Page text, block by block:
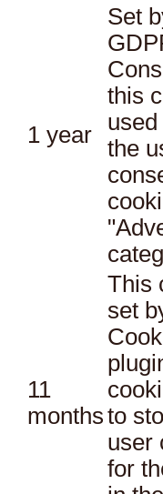
1 year
Set
this
the
11
months
This
set
to
user
for